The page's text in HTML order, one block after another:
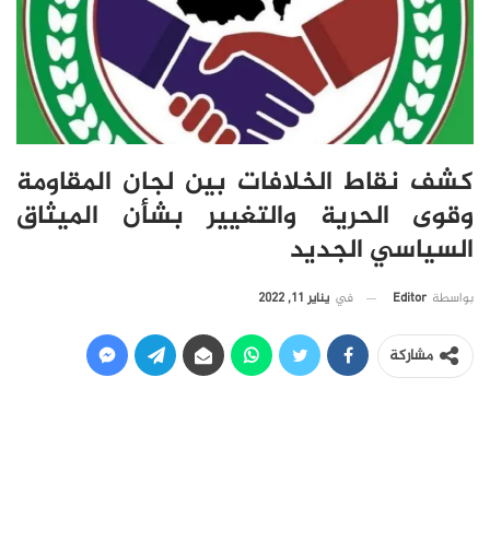
كشف نقاط الخلافات بين لجان المقاومة
وقوى الحرية والتغيير بشأن الميثاق
السياسي الجديد
بواسطة Editor في يناير 11, 2022
مشاركة